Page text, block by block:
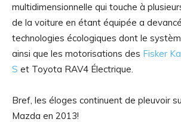
multidimensionnelle qui touche à
de la voiture en étant équipée a
technologies écologiques dont le
ainsi que les motorisations des Fisker
S et Toyota RAV4 Électrique.
Bref, les éloges continuent de pleuvoir
Mazda en 2013!